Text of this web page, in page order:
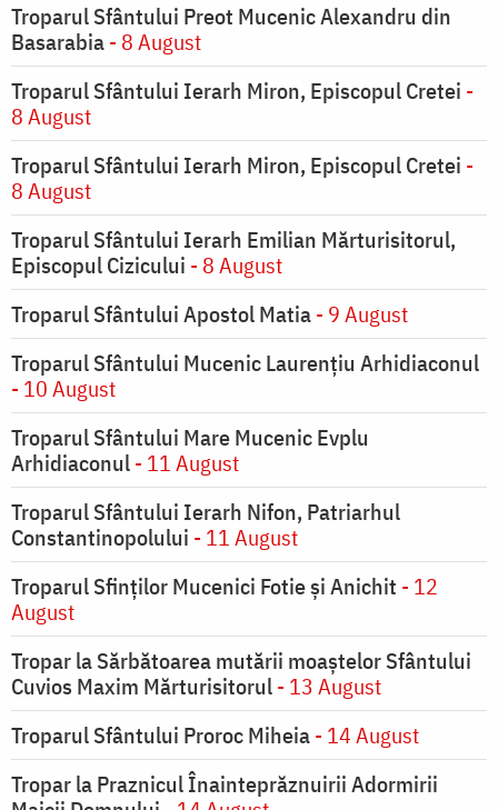
Troparul Sfântului Preot Mucenic Alexandru din
Basarabia- 8 August
Troparul Sfântului Ierarh Miron, Episcopul Cretei -
8 August
Troparul Sfântului Ierarh Miron, Episcopul Cretei -
8 August
Troparul Sfântului Ierarh Emilian Mărturisitorul,
Episcopul Cizicului - 8 August
Troparul Sfântului Apostol Matia- 9 August
Troparul Sfântului Mucenic Laurențiu Arhidiaconul
- 10 August
Troparul Sfântului Mare Mucenic Evplu
Arhidiaconul- 11 August
Troparul Sfântului Ierarh Nifon, Patriarhul
Constantinopolului - 11 August
Troparul Sfinţilor Mucenici Fotie şi Anichit - 12
August
Tropar la Sărbătoarea mutării moaştelor Sfântului
Cuvios Maxim Mărturisitorul- 13 August
Troparul Sfântului Proroc Miheia- 14 August
Tropar la Praznicul Înainteprăznuirii Adormirii